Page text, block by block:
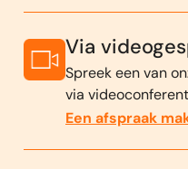
Via
Spreek een van
via
Een afspraak